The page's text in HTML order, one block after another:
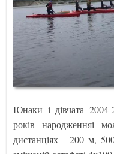
Юнаки і дівчата
років народженняі
дистанціях - 200 м,